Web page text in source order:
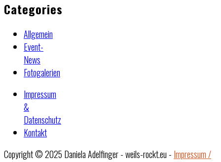
Categories
Allgemein
Event-
News
Fotogalerien
Impressum
&
Datenschutz
Kontakt
Copyright © 2025 Daniela Adelfinger - weils-rockt.eu - Impressum /